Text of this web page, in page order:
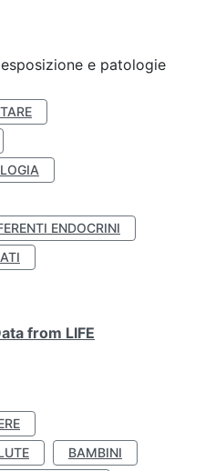
e patologie
ENDOCRINI
from LIFE
BAMBINI